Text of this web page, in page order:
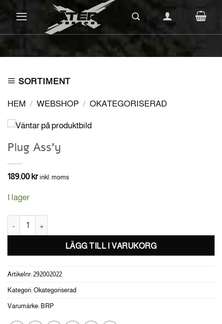
SORTIMENT
HEM / WEBSHOP / OKATEGORISERAD
Plug Ass’y
189.00 kr inkl. moms
I lager
Plug Ass'y mängd
LÄGG TILL I VARUKORG
Artikelnr: 292002022
Kategori: Okategoriserad
Varumärke: BRP